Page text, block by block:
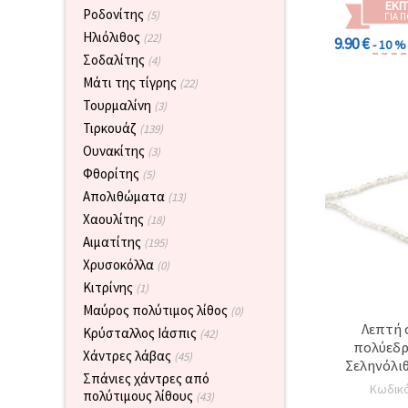
Αποδέχομαι
Ροδονίτης (5)
Ηλιόλιθος (22)
Σοδαλίτης (4)
Μάτι της τίγρης (22)
Τουρμαλίνη (3)
Τιρκουάζ (139)
Ουνακίτης (3)
Φθορίτης (5)
Απολιθώματα (13)
Χαουλίτης (18)
Αιματίτης (195)
Χρυσοκόλλα (0)
Κιτρίνης (1)
Μαύρος πολύτιμος λίθος (0)
Κρύσταλλος Ιάσπις (42)
Χάντρες λάβας (45)
Σπάνιες χάντρες από
πολύτιμους λίθους (43)
ΓΙΑ
9.90 €- 10 %
Λεπτή
τεμ.,